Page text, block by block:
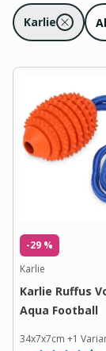
Karlie
-29 %
Karlie
Karlie Ruffus
Aqua Football
34x7x7cm +1